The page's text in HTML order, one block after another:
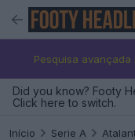
Pesquisa
Did you know? Footy
Click here to switch.
Início Serie A